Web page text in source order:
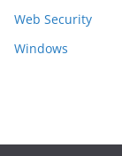
Web Security
Windows